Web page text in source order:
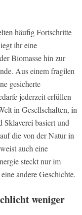
häufig Fortschritte
ihr eine
Biomasse hin zur
Aus einem fragilen
gesicherte
jederzeit erfüllen
in Gesellschaften, in
Sklaverei basiert und
die von der Natur in
auch eine
steckt nur im
andere Geschichte.
weniger